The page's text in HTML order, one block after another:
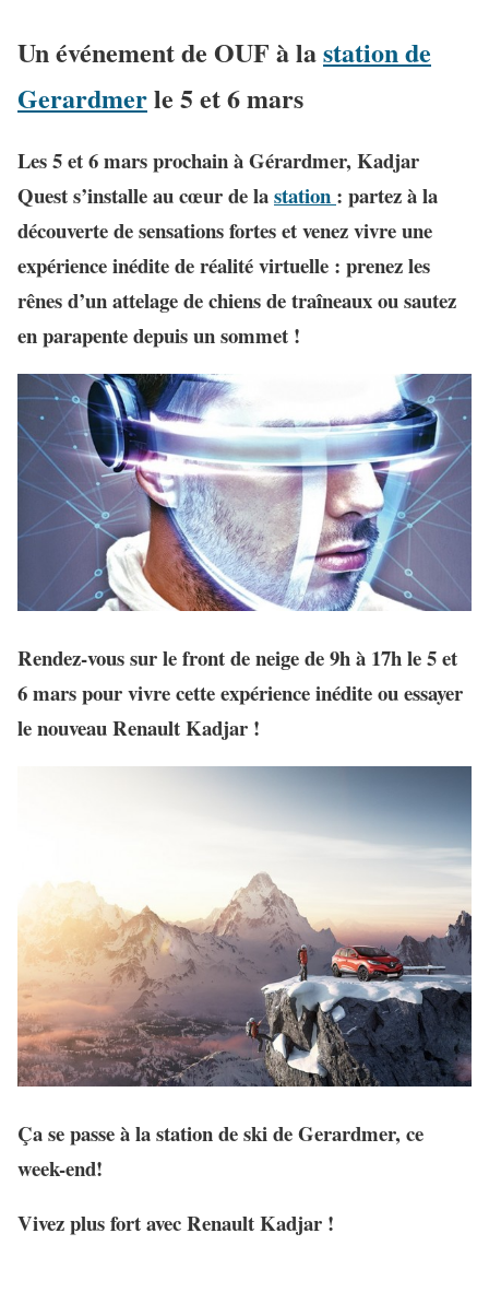
Un événement de OUF à lastation de
Gerardmerle 5 et 6 mars
Les 5 et 6 mars prochain à Gérardmer, Kadjar
Quest s’installe au cœur de lastation : partez à la
découverte de sensations fortes etvenez vivre une
expérience inédite de réalité virtuelle : prenez les
rênes d’un attelage de chiens de traîneaux ou sautez
en parapente depuis un sommet !
Rendez-vous sur le front de neige de 9h à 17h le 5 et
6 mars pour vivre cette expérience inédite ou essayer
le nouveau Renault Kadjar !
Ça se passe à la station de ski de Gerardmer, ce
week-end!
Vivez plus fort avec Renault Kadjar !